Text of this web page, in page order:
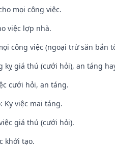
mọi công việc.
việc lợp nhà.
công việc (ngoại trừ săn bắn
kỵ giá thú (cưới hỏi), an táng
cưới hỏi, an táng.
Kỵ việc mai táng.
giá thú (cưới hỏi).
khởi tạo.